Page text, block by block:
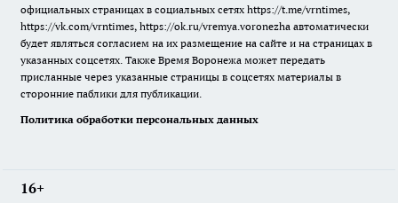
официальных страницах в социальных сетях https://t.me/vrntimes,
https://vk.com/vrntimes, https://ok.ru/vremya.voronezha автоматически
будет являться согласием на их размещение на сайте и на страницах в
указанных соцсетях. Также Время Воронежа может передать
присланные через указанные страницы в соцсетях материалы в
сторонние паблики для публикации.
Политика обработки персональных данных
16+